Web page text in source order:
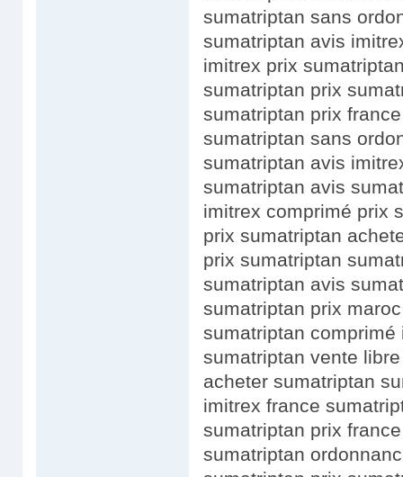
sumatriptan sans
sumatriptan avis
imitrex prix
sumatriptan prix
sumatriptan prix
sumatriptan sans
sumatriptan avis
sumatriptan avis
imitrex comprimé prix
prix sumatriptan
prix sumatriptan
sumatriptan avis
sumatriptan prix
sumatriptan
sumatriptan vente
acheter sumatriptan
imitrex france
sumatriptan prix
sumatriptan